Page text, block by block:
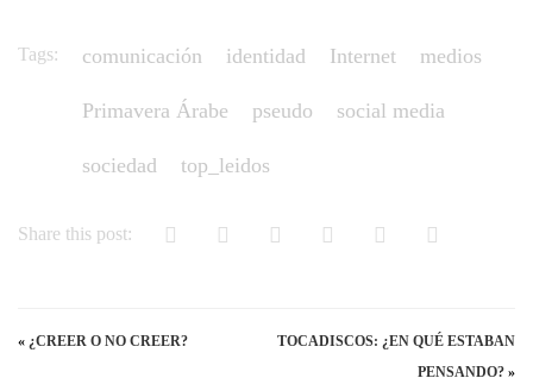
Tags: comunicación identidad Internet medios
Primavera Árabe pseudo social media
sociedad top_leidos
Share this post:
« ¿CREER O NO CREER?
TOCADISCOS: ¿EN QUÉ ESTABAN
PENSANDO? »